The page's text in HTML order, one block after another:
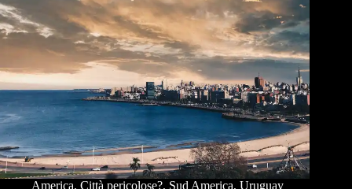
America, Città pericolose?, Sud America, Uruguay